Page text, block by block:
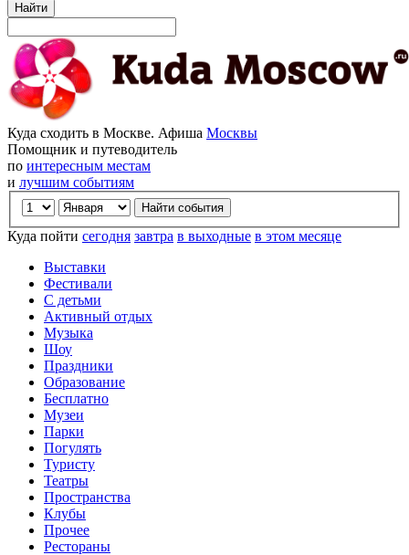
Найти
Куда сходить в Москве. Афиша Москвы
Помощник и путеводитель
по интересным местам
и лучшим событиям
Куда пойти сегодня завтра в выходные в этом месяце
Выставки
Фестивали
С детьми
Активный отдых
Музыка
Шоу
Праздники
Образование
Бесплатно
Музеи
Парки
Погулять
Туристу
Театры
Пространства
Клубы
Прочее
Рестораны